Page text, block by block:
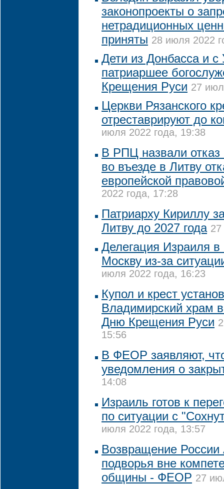
законопроекты о
нетрадиционных
приняты 28 июля 2022
Дети из Донбасса и с
патриаршее
Крещения Руси 27
Церкви Рязанского
отреставрируют до
июля 2022 года, 19:38
В РПЦ назвали отказ
во въезде в Литву
европейской
2022 года, 17:28
Патриарху Кириллу
Литву до 2027 года
Делегация Израиля в
Москву из-за
июля 2022 года, 16:23
Купол и крест
Владимирский храм
Дню Крещения Руси
15:56
В ФЕОР заявляют,
уведомления о
14:08
Израиль готов к
по ситуации с
июля 2022 года, 13:57
Возвращение России
подворья вне
общины - ФЕОР 27